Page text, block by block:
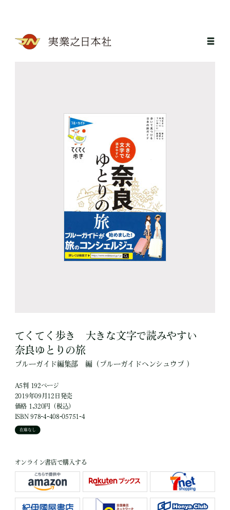
てくてく歩き 大きな文字で読みやすい
奈良ゆとりの旅
ブルーガイド編集部 編（ブルーガイドヘンシュウブ ）
A5判 192ページ
2019年09月12日発売
価格 1,320円（税込）
ISBN 978-4-408-05751-4
在庫なし
オンライン書店で購入する